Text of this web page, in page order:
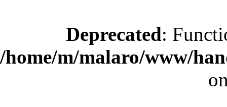
Deprecated:
/home/m/malaro/www/